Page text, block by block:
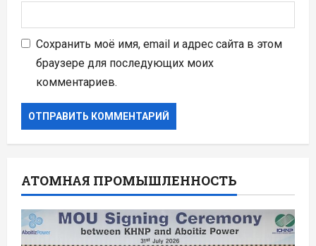
Сохранить моё имя, email и адрес сайта в этом
браузере для последующих моих
комментариев.
АТОМНАЯ ПРОМЫШЛЕННОСТЬ